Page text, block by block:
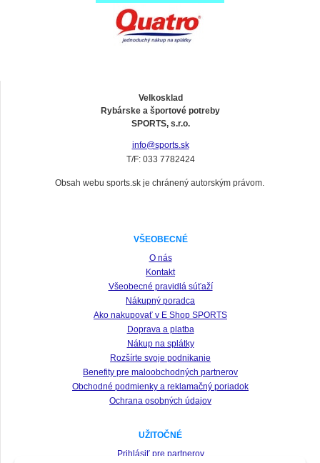
Velkosklad
Rybárske a športové potreby
SPORTS, s.r.o.
info@sports.sk
T/F: 033 7782424
Obsah webu sports.sk je chránený autorským právom.
VŠEOBECNÉ
O nás
Kontakt
Všeobecné pravidlá súťaží
Nákupný poradca
Ako nakupovať v E Shop SPORTS
Doprava a platba
Nákup na splátky
Rozšírte svoje podnikanie
Benefity pre maloobchodných partnerov
Obchodné podmienky a reklamačný poriadok
Ochrana osobných údajov
UŽITOČNÉ
Prihlásiť pre partnerov